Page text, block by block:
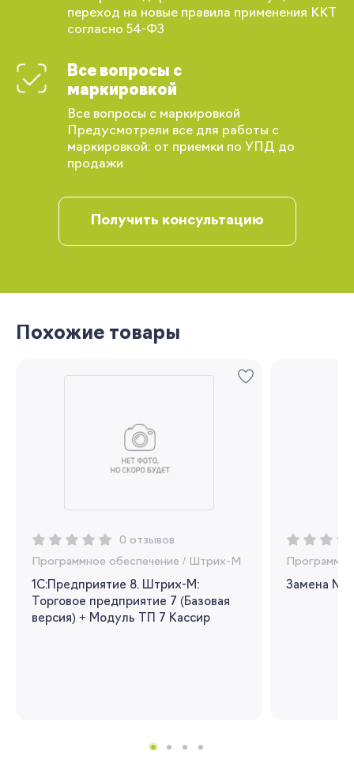
переход на новые правила применения ККТ
согласно 54-ФЗ
Все вопросы с
маркировкой
Все вопросы с маркировкой
Предусмотрели все для работы с
маркировкой: от приемки по УПД до
продажи
Получить консультацию
Похожие товары
0 отзывов
Программное обеспечение / Штрих-М
1С:Предприятие 8. Штрих-М:
Торговое предприятие 7 (Базовая
версия) + Модуль ТП 7 Кассир
Замена
заказов и получать индивидуальные
рекомендации
Вернуться
Вы сможете отслеживать статус своих
заказов и получать индивидуальные